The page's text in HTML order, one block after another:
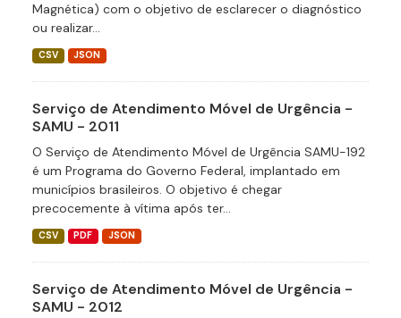
Magnética) com o objetivo de esclarecer o diagnóstico
ou realizar...
CSV JSON
Serviço de Atendimento Móvel de Urgência -
SAMU - 2011
O Serviço de Atendimento Móvel de Urgência SAMU-192
é um Programa do Governo Federal, implantado em
municípios brasileiros. O objetivo é chegar
precocemente à vítima após ter...
CSV PDF JSON
Serviço de Atendimento Móvel de Urgência -
SAMU - 2012